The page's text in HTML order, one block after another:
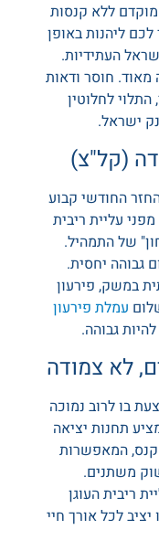
ללא קנסות
ליהנות באופן
העתידיות.
מאוד. חוסר ודאות
לחלוטין
ישראל.
(קל"צ)
החודשי קבוע
עליית ריבית
של התמהיל.
גבוהה יחסית.
במשק, פירעון
עמלת פירעון
גבוהה.
בו לרוב נמוכה
תחנות יציאה
שנים) ללא קנס, המאפשרות
משתנים.
ריבית העוגן
לכל אורך חיי